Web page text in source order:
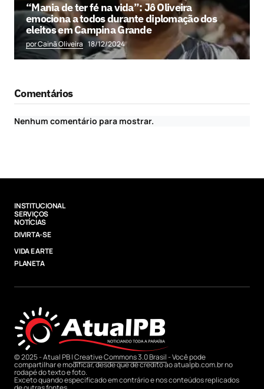
“Mania de ter fé na vida”: Jô Oliveira
emociona a todos durante diplomação dos
eleitos em Campina Grande
por Cainã Oliveira 18/12/2024
Comentários
Nenhum comentário para mostrar.
INSTITUCIONAL
SERVIÇOS
NOTÍCIAS
DIVIRTA-SE
VIDA E ARTE
PLANETA
© 2025 - Atual PB |Creative Commons 3.0 Brasil- Você pode
compartilhar e modificar, desde que dê credito ao atualpb.com.br no
rodapé do texto e foto.
Exceto quando especificado em contrário e nos conteúdos replicados